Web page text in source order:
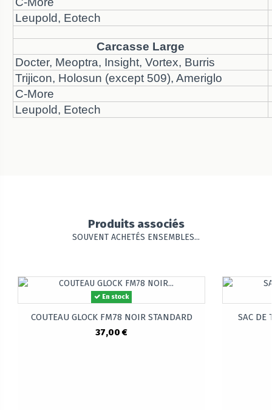
Leupold, Eotech
Carcasse Large
Docter, Meoptra, Insight, Vortex, Burris
Trijicon, Holosun (except 509), Ameriglo
C-More
Leupold, Eotech
Produits associés
SOUVENT ACHETÉS ENSEMBLES...
En stock
COUTEAU GLOCK FM78 NOIR STANDARD
37,00 €
SAC